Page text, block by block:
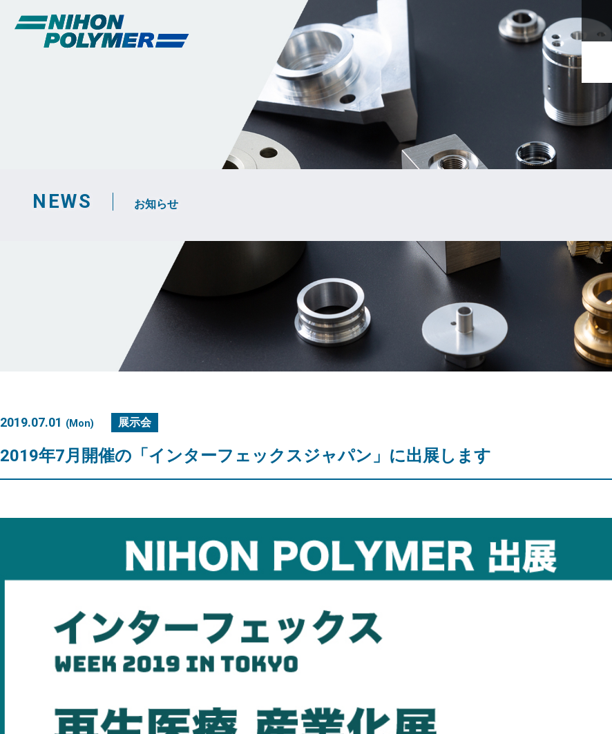
NEWS お知らせ
2019.07.01 (Mon) 展示会
2019年7月開催の「インターフェックスジャパン」に出展します